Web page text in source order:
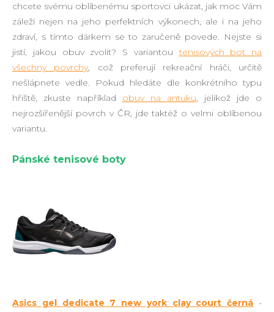
chcete svému oblíbenému sportovci ukázat, jak moc Vám
záleží nejen na jeho perfektních výkonech, ale i na jeho
zdraví, s tímto dárkem se to zaručeně povede. Nejste si
jistí, jakou obuv zvolit? S variantoutenisových bot na
všechny povrchy, což preferují rekreační hráči, určitě
nešlápnete vedle. Pokud hledáte dle konkrétního typu
hřiště, zkuste například obuv na antuku, jelikož jde o
nejrozšířenější povrch v ČR, jde taktéž o velmi oblíbenou
variantu.
Pánské tenisové boty
Asics gel dedicate 7 new york clay court černá -